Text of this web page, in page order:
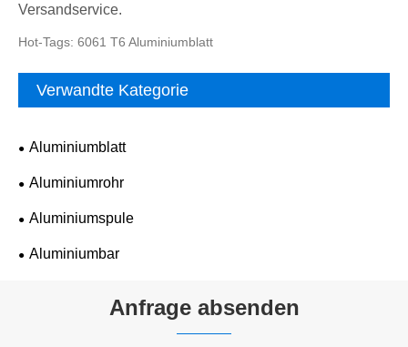
Versandservice.
Hot-Tags: 6061 T6 Aluminiumblatt
Verwandte Kategorie
Aluminiumblatt
Aluminiumrohr
Aluminiumspule
Aluminiumbar
Anfrage absenden